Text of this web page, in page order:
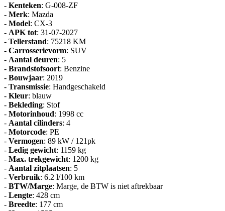
- Kenteken: G-008-ZF
- Merk: Mazda
- Model: CX-3
- APK tot: 31-07-2027
- Tellerstand: 75218 KM
- Carrosserievorm: SUV
- Aantal deuren: 5
- Brandstofsoort: Benzine
- Bouwjaar: 2019
- Transmissie: Handgeschakeld
- Kleur: blauw
- Bekleding: Stof
- Motorinhoud: 1998 cc
- Aantal cilinders: 4
- Motorcode: PE
- Vermogen: 89 kW / 121pk
- Ledig gewicht: 1159 kg
- Max. trekgewicht: 1200 kg
- Aantal zitplaatsen: 5
- Verbruik: 6.2 l/100 km
- BTW/Marge: Marge, de BTW is niet aftrekbaar
- Lengte: 428 cm
- Breedte: 177 cm